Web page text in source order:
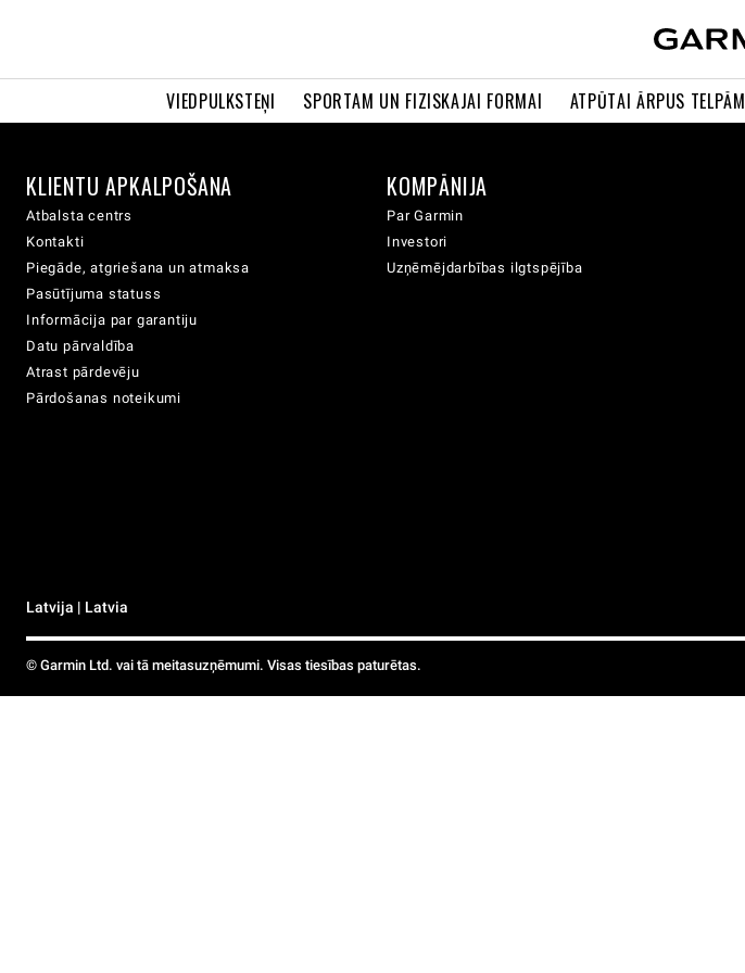
VIEDPULKSTEŅI SPORTAM UN FIZISKAJAI FORMAI ATPŪTAI ĀRPUS TELPĀM
KLIENTU APKALPOŠANA
Atbalsta centrs
Kontakti
Piegāde, atgriešana un atmaksa
Pasūtījuma statuss
Informācija par garantiju
Datu pārvaldība
Atrast pārdevēju
Pārdošanas noteikumi
KOMPĀNIJA
Par Garmin
Investori
Uzņēmējdarbības ilgtspējība
Latvija | Latvia
© Garmin Ltd. vai tā meitasuzņēmumi. Visas tiesības paturētas.